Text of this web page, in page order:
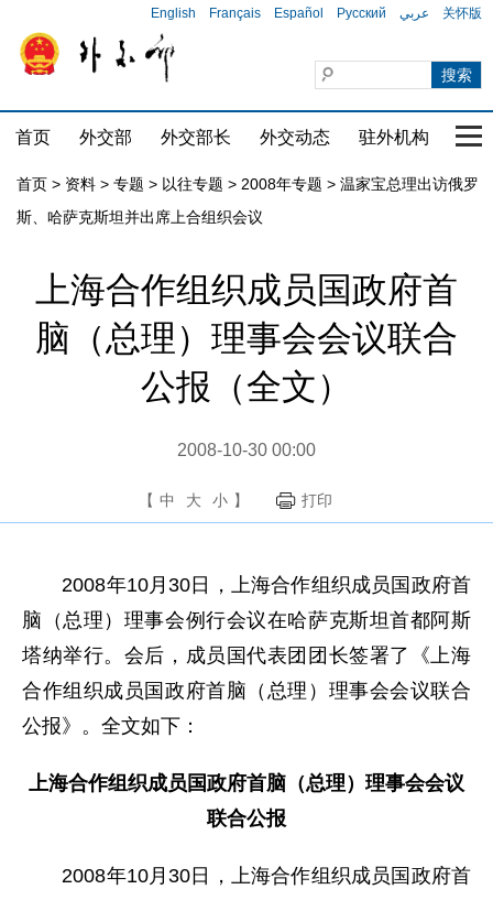
English Français Español Русский عربي 关怀版
首页 外交部 外交部长 外交动态 驻外机构 国
首页 > 资料 > 专题 > 以往专题 > 2008年专题 > 温家宝总理出访俄罗
斯、哈萨克斯坦并出席上合组织会议
上海合作组织成员国政府首
脑（总理）理事会会议联合
公报（全文）
2008-10-30 00:00
【 中 大 小 】 打印
2008年10月30日，上海合作组织成员国政府首
脑（总理）理事会例行会议在哈萨克斯坦首都阿斯
塔纳举行。会后，成员国代表团团长签署了《上海
合作组织成员国政府首脑（总理）理事会会议联合
公报》。全文如下：
上海合作组织成员国政府首脑（总理）理事会会议
联合公报
2008年10月30日，上海合作组织成员国政府首